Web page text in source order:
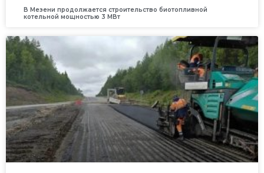
В Мезени продолжается строительство биотопливной
котельной мощностью 3 МВт